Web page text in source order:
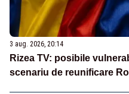
3 aug. 2026, 20:14
Rizea TV: posibile
scenariu de reunificare